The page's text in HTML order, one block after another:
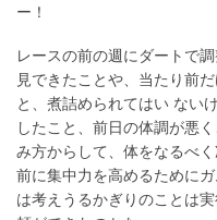
ー！
レースの前の週にダートで
見できたことや、当たり前
と、煮詰められてはい ない
したこと、前日の体調が悪
み方からして、体をなるべ
前に集中力を高めるために
は考えうるかぎりのことは